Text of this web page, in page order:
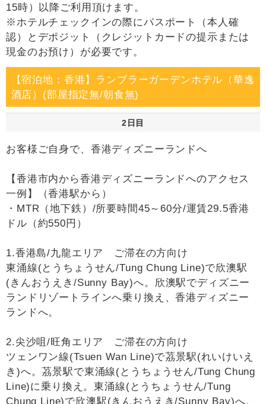
15時）以降ご利用頂けます。
※ホテルチェックインの際にパスポート（本人確
認）とデポジット（クレジットカードの提示または
現金のお預け）が必要です。
【宿泊地：香港】ランブラーガーデンホテル（華逸
酒店）(部屋指定無/朝食無)
2日目
お客様ご自身で、香港ディズニーランドへ
【香港市内から香港ディズニーランドへのアクセス
一例】（香港駅から）
・MTR（地下鉄）/所要時間45～60分/運賃29.5香港
ドル（約550円）
1.香港島/九龍エリア ご滞在の方向け
東涌線(とうちょうせん/Tung Chung Line)で欣澳駅
(きんおうえき/Sunny Bay)へ。欣澳駅でディズニー
ランドリゾートラインへ乗り換え、香港ディズニー
ランドへ。
2.尖沙咀/旺角エリア ご滞在の方向け
ツェンワン線(Tsuen Wan Line)で茘景駅(れいけいえ
き)へ。茘景駅で東涌線(とうちょうせん/Tung Chung
Line)に乗り換え。東涌線(とうちょうせん/Tung
Chung Line)で欣澳駅(きんおうえき/Sunny Bay)へ。